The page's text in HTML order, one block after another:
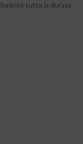
tutta la durata